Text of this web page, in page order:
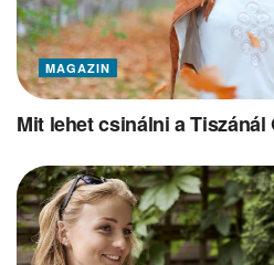
MAGAZIN
Mit lehet csinálni a Tiszánál